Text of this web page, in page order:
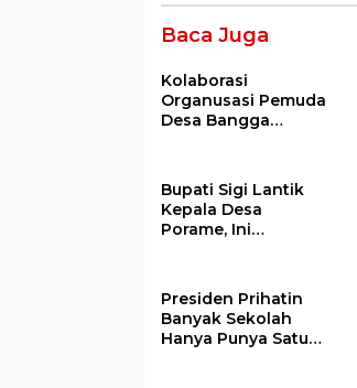
Baca Juga
Kolaborasi
Organusasi Pemuda
Desa Bangga
Tahun 2026
Bupati Sigi Lantik
Kepala Desa
Porame, Ini
Presiden Prihatin
Banyak Sekolah
Hanya Punya Satu